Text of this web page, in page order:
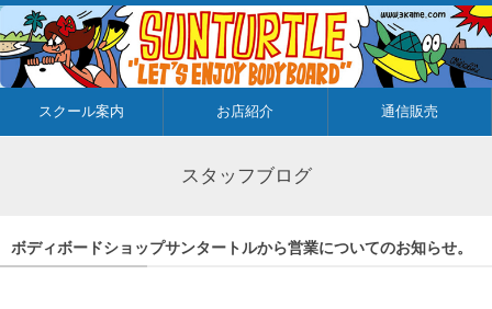
スクール案内 お店紹介 通信販売
スタッフブログ
ボディボードショップサンタートルから営業についてのお知らせ。